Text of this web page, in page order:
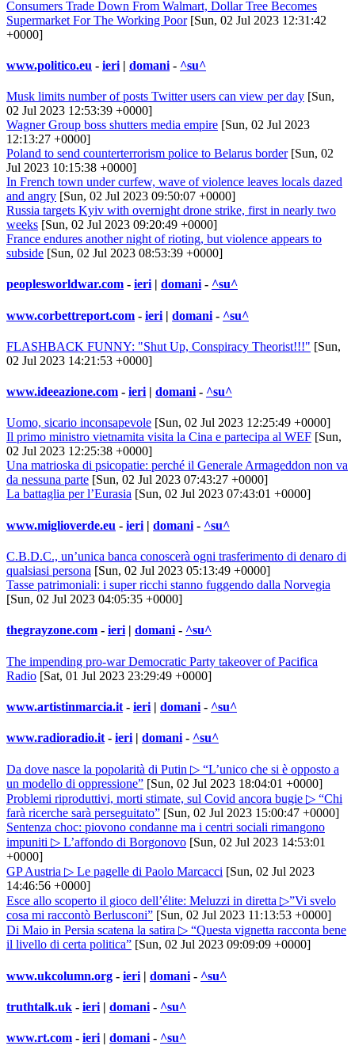
Consumers Trade Down From Walmart, Dollar Tree Becomes
Supermarket For The Working Poor[Sun, 02 Jul 2023 12:31:42
+0000]
www.politico.eu - ieri | domani - ^su^
Musk limits number of posts Twitter users can view per day [Sun,
02 Jul 2023 12:53:39 +0000]
Wagner Group boss shutters media empire [Sun, 02 Jul 2023
12:13:27 +0000]
Poland to send counterterrorism police to Belarus border[Sun, 02
Jul 2023 10:15:38 +0000]
In French town under curfew, wave of violence leaves locals dazed
and angry [Sun, 02 Jul 2023 09:50:07 +0000]
Russia targets Kyiv with overnight drone strike, first in nearly two
weeks [Sun, 02 Jul 2023 09:20:49 +0000]
France endures another night of rioting, but violence appears to
subside [Sun, 02 Jul 2023 08:53:39 +0000]
peoplesworldwar.com - ieri | domani - ^su^
www.corbettreport.com - ieri | domani - ^su^
FLASHBACK FUNNY: "Shut Up, Conspiracy Theorist!!!" [Sun,
02 Jul 2023 14:21:53 +0000]
www.ideeazione.com - ieri | domani - ^su^
Uomo, sicario inconsapevole [Sun, 02 Jul 2023 12:25:49 +0000]
Il primo ministro vietnamita visita la Cina e partecipa al WEF [Sun,
02 Jul 2023 12:25:38 +0000]
Una matrioska di psicopatie: perché il Generale Armageddon non va
da nessuna parte [Sun, 02 Jul 2023 07:43:27 +0000]
La battaglia per l’Eurasia [Sun, 02 Jul 2023 07:43:01 +0000]
www.miglioverde.eu - ieri | domani - ^su^
C.B.D.C., un’unica banca conoscerà ogni trasferimento di denaro di
qualsiasi persona [Sun, 02 Jul 2023 05:13:49 +0000]
Tasse patrimoniali: i super ricchi stanno fuggendo dalla Norvegia
[Sun, 02 Jul 2023 04:05:35 +0000]
thegrayzone.com - ieri | domani - ^su^
The impending pro-war Democratic Party takeover of Pacifica
Radio [Sat, 01 Jul 2023 23:29:49 +0000]
www.artistinmarcia.it - ieri | domani - ^su^
www.radioradio.it - ieri | domani - ^su^
Da dove nasce la popolarità di Putin ▷ “L’unico che si è opposto a
un modello di oppressione” [Sun, 02 Jul 2023 18:04:01 +0000]
Problemi riproduttivi, morti stimate, sul Covid ancora bugie ▷ “Chi
farà ricerche sarà perseguitato” [Sun, 02 Jul 2023 15:00:47 +0000]
Sentenza choc: piovono condanne ma i centri sociali rimangono
impuniti ▷ L’affondo di Borgonovo [Sun, 02 Jul 2023 14:53:01
+0000]
GP Austria ▷ Le pagelle di Paolo Marcacci [Sun, 02 Jul 2023
14:46:56 +0000]
Esce allo scoperto il gioco dell’élite: Meluzzi in diretta ▷”Vi svelo
cosa mi raccontò Berlusconi” [Sun, 02 Jul 2023 11:13:53 +0000]
Di Maio in Persia scatena la satira ▷ “Questa vignetta racconta bene
il livello di certa politica” [Sun, 02 Jul 2023 09:09:09 +0000]
www.ukcolumn.org - ieri | domani - ^su^
truthtalk.uk - ieri | domani - ^su^
www.rt.com - ieri | domani - ^su^